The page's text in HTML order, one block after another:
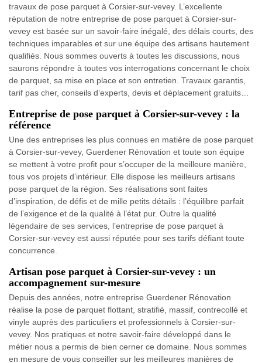
travaux de pose parquet à Corsier-sur-vevey. L’excellente
réputation de notre entreprise de pose parquet à Corsier-sur-
vevey est basée sur un savoir-faire inégalé, des délais courts, des
techniques imparables et sur une équipe des artisans hautement
qualifiés. Nous sommes ouverts à toutes les discussions, nous
saurons répondre à toutes vos interrogations concernant le choix
de parquet, sa mise en place et son entretien. Travaux garantis,
tarif pas cher, conseils d’experts, devis et déplacement gratuits…
Entreprise de pose parquet à Corsier-sur-vevey : la
référence
Une des entreprises les plus connues en matière de pose parquet
à Corsier-sur-vevey, Guerdener Rénovation et toute son équipe
se mettent à votre profit pour s’occuper de la meilleure manière,
tous vos projets d’intérieur. Elle dispose les meilleurs artisans
pose parquet de la région. Ses réalisations sont faites
d’inspiration, de défis et de mille petits détails : l’équilibre parfait
de l’exigence et de la qualité à l’état pur. Outre la qualité
légendaire de ses services, l’entreprise de pose parquet à
Corsier-sur-vevey est aussi réputée pour ses tarifs défiant toute
concurrence.
Artisan pose parquet à Corsier-sur-vevey : un
accompagnement sur-mesure
Depuis des années, notre entreprise Guerdener Rénovation
réalise la pose de parquet flottant, stratifié, massif, contrecollé et
vinyle auprès des particuliers et professionnels à Corsier-sur-
vevey. Nos pratiques et notre savoir-faire développé dans le
métier nous a permis de bien cerner ce domaine. Nous sommes
en mesure de vous conseiller sur les meilleures manières de